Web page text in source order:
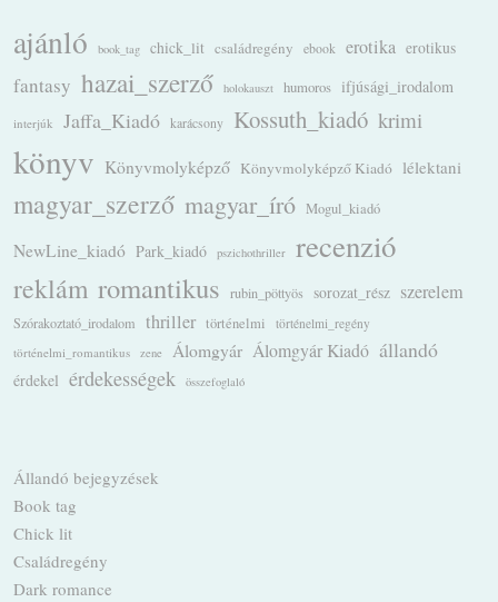
ajánló book_tag chick_lit családregény ebook erotika erotikus
fantasy hazai_szerző holokauszt humoros ifjúsági_irodalom
interjúk Jaffa_Kiadó karácsony Kossuth_kiadó krimi
könyv Könyvmolyképző Könyvmolyképző Kiadó lélektani
magyar_szerző magyar_író Mogul_kiadó
NewLine_kiadó Park_kiadó pszichothriller recenzió
reklám romantikus rubin_pöttyös sorozat_rész szerelem
Szórakoztató_irodalom thriller történelmi
történelmi_regény
történelmi_romantikus
zene Álomgyár Álomgyár Kiadó állandó
érdekel érdekességek összefoglaló
Állandó bejegyzések
Book tag
Chick lit
Családregény
Dark romance